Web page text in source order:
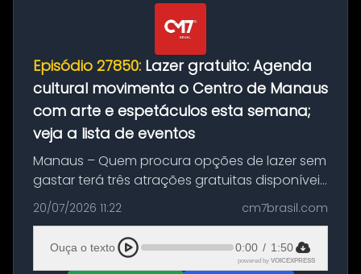
Episódio 27850: Lazer gratuito: Agenda
cultural movimenta o Centro de Manaus
com arte e espetáculos esta semana;
veja a lista de eventos
Manaus – Quem procura opções de lazer sem
gastar terá três atrações gratuitas disponíveis
entre esta segunda-feira (20) e quinta-feira
(23). A programação inclui uma exposição
dedicada à história das ...
20/07/2026 11:22 cm7brasil.com
Ouça o texto 0:00 / 1:50
powered by VOICEXPRESS